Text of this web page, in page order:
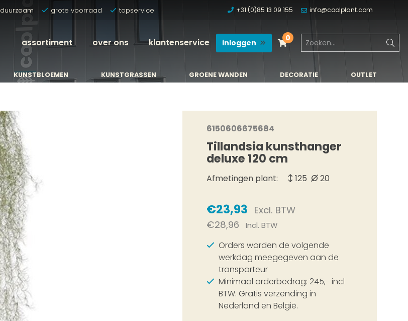
duurzaam grote voorraad topservice +31 (0)85 13 09 155 info@coolplant.com
assortiment over ons klantenservice inloggen 0
KUNSTBLOEMEN KUNSTGRASSEN GROENE WANDEN DECORATIE OUTLET
KUNSTBLOEMEN KUNSTGRASSEN GROENE WANDEN DECORATIE OUTLET
6150606675684
Tillandsia kunsthanger
deluxe 120 cm
Afmetingen plant: 125 20
€23,93 Excl. BTW
€28,96
Incl. BTW
Orders worden de volgende
werkdag meegegeven aan de
transporteur
Minimaal orderbedrag: 245,- incl
BTW. Gratis verzending in
Nederland en België.